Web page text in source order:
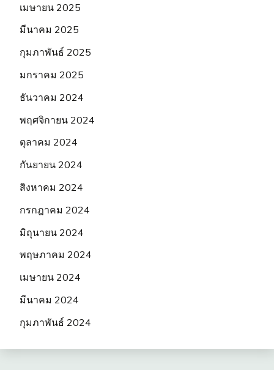
เมษายน 2025
มีนาคม 2025
กุมภาพันธ์ 2025
มกราคม 2025
ธันวาคม 2024
พฤศจิกายน 2024
ตุลาคม 2024
กันยายน 2024
สิงหาคม 2024
กรกฎาคม 2024
มิถุนายน 2024
พฤษภาคม 2024
เมษายน 2024
มีนาคม 2024
กุมภาพันธ์ 2024